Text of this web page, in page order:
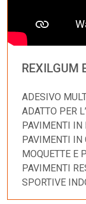
REXILGUM
ADESIVO
ADATTO PER
PAVIMENTI IN
PAVIMENTI IN
MOQUETTE E
PAVIMENTI
SPORTIVE